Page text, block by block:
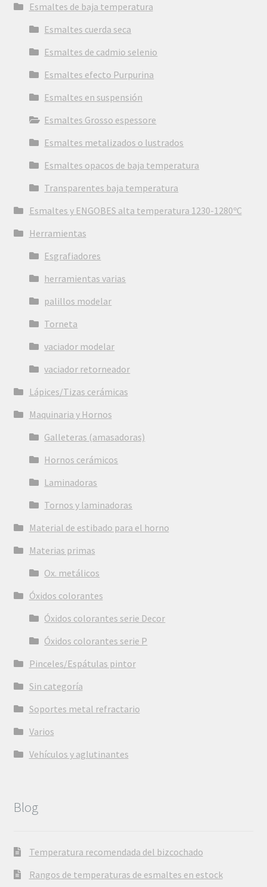
Esmaltes de baja temperatura
Esmaltes cuerda seca
Esmaltes de cadmio selenio
Esmaltes efecto Purpurina
Esmaltes en suspensión
Esmaltes Grosso espessore
Esmaltes metalizados o lustrados
Esmaltes opacos de baja temperatura
Transparentes baja temperatura
Esmaltes y ENGOBES alta temperatura 1230-1280ºC
Herramientas
Esgrafiadores
herramientas varias
palillos modelar
Torneta
vaciador modelar
vaciador retorneador
Lápices/Tizas cerámicas
Maquinaria y Hornos
Galleteras (amasadoras)
Hornos cerámicos
Laminadoras
Tornos y laminadoras
Material de estibado para el horno
Materias primas
Ox. metálicos
Óxidos colorantes
Óxidos colorantes serie Decor
Óxidos colorantes serie P
Pinceles/Espátulas pintor
Sin categoría
Soportes metal refractario
Varios
Vehículos y aglutinantes
Blog
Temperatura recomendada del bizcochado
Rangos de temperaturas de esmaltes en estock